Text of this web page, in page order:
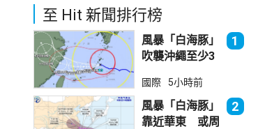
至 Hit 新聞排行榜
風暴「白海豚」
吹襲沖繩至少3
取消
1
國際 5小時前
風暴「白海豚」
靠近華東 或周
2